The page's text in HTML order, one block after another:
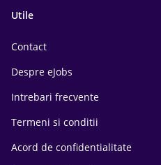
Utile
Contact
Despre eJobs
Intrebari frecvente
Termeni si conditii
Acord de confidentialitate